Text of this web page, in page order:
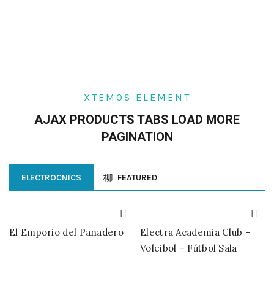
XTEMOS ELEMENT
AJAX PRODUCTS TABS LOAD MORE
PAGINATION
ELECTROCNICS FEATURED
El Emporio del Panadero
Electra Academia Club –
Voleibol – Fútbol Sala